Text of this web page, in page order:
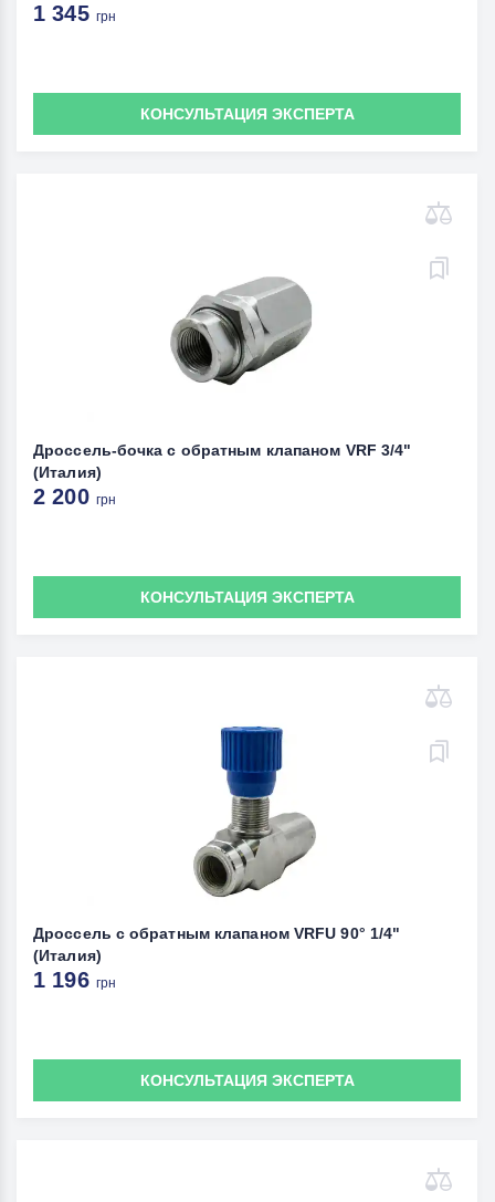
1 345 грн
КОНСУЛЬТАЦИЯ ЭКСПЕРТА
Дроссель-бочка с обратным клапаном VRF 3/4"
(Италия)
2 200 грн
КОНСУЛЬТАЦИЯ ЭКСПЕРТА
Дроссель с обратным клапаном VRFU 90° 1/4"
(Италия)
1 196 грн
КОНСУЛЬТАЦИЯ ЭКСПЕРТА